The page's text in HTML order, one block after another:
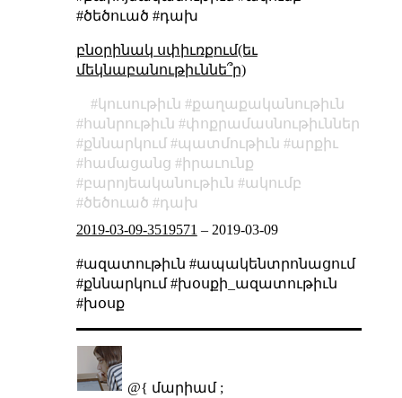
#ծեծուած #դախ
բնօրինակ սփիւռքում(եւ
մեկնաբանութիւննե՞ր)
կուսութիւն
քաղաքականութիւն
հանրութիւն
փոքրամասնութիւններ
քննարկում
պատմութիւն
արքիւ
համացանց
իրաւունք
բարոյեականութիւն
ակումբ
ծեծուած
դախ
2019-03-09-3519571 – 2019-03-09
#ազատութիւն #ապակենտրոնացում
#քննարկում #խօսքի_ազատութիւն
#խօսք
@{ մարիամ ;